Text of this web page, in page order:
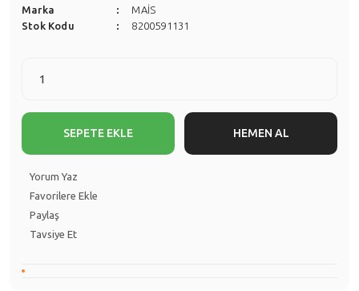
Marka
MAİS
Stok Kodu
8200591131
SEPETE EKLE HEMEN AL
Yorum Yaz
Paylaş
Tavsiye Et